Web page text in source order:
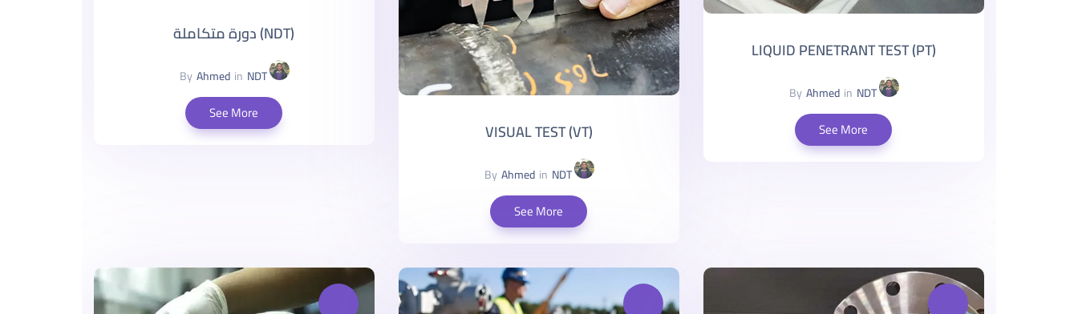
(NDT) دورة متكاملة
By Ahmed in NDT
See More
VISUAL TEST (VT)
By Ahmed in NDT
See More
LIQUID PENETRANT TEST (PT)
By Ahmed in NDT
See More